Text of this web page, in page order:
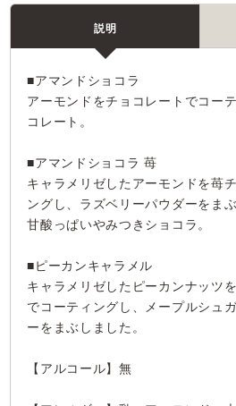
説明
■アマンドショコラ
アーモンドをチョコレートでコー
コレート。
■アマンドショコラ 苺
キャラメリゼしたアーモンドを苺
ングし、ラズベリーパウダーをまぶ
甘酸っぱいやみつきショコラ。
■ピーカンキャラメル
キャラメリゼしたピーカンナッツ
でコーティングし、メープルシュ
ーをまぶしました。
【アルコール】無